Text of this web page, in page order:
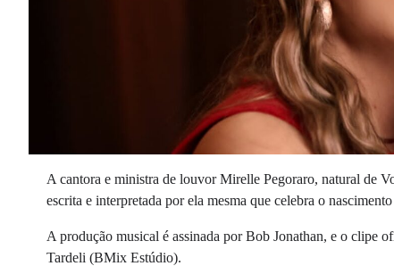
A cantora e ministra de louvor Mirelle Pegoraro, natural de
escrita e interpretada por ela mesma que celebra o
A produção musical é assinada por Bob Jonathan, e o clipe
Tardeli (BMix Estúdio).